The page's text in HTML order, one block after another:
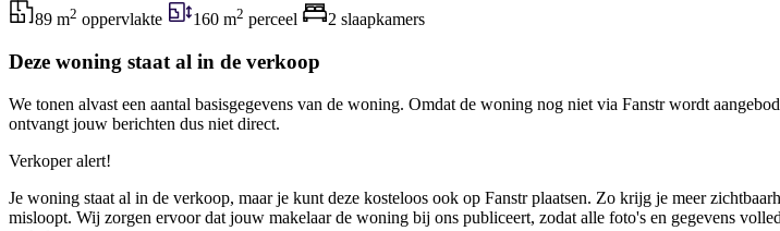
89 m2 oppervlakte 160 m2 perceel 2 slaapkamers
Deze woning staat al in de verkoop
We tonen alvast een aantal basisgegevens van de woning. Omdat de woning nog niet via Fanstr wordt
ontvangt jouw berichten dus niet direct.
Verkoper alert!
Je woning staat al in de verkoop, maar je kunt deze kosteloos ook op Fanstr plaatsen. Zo krijg je meer
misloopt. Wij zorgen ervoor dat jouw makelaar de woning bij ons publiceert, zodat alle foto's en gegevens